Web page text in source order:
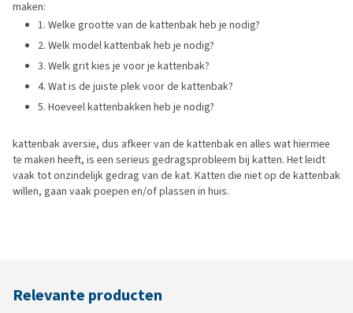
maken:
1. Welke grootte van de kattenbak heb je nodig?
2. Welk model kattenbak heb je nodig?
3. Welk grit kies je voor je kattenbak?
4. Wat is de juiste plek voor de kattenbak?
5. Hoeveel kattenbakken heb je nodig?
kattenbak aversie, dus afkeer van de kattenbak en alles wat hiermee
te maken heeft, is een serieus gedragsprobleem bij katten. Het leidt
vaak tot onzindelijk gedrag van de kat. Katten die niet op de kattenbak
willen, gaan vaak poepen en/of plassen in huis.
Relevante producten